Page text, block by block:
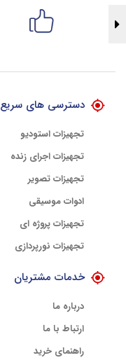
دسترسی های سریع
تجهیزات استودیو
تجهیزات اجرای زنده
تجهیزات تصویر
ادوات موسیقی
تجهیزات پروژه ای
تجهیزات نورپردازی
خدمات مشتریان
درباره ما
ارتباط با ما
راهنمای خرید